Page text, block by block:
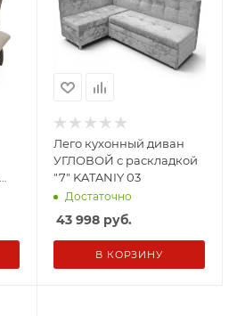
Лего кухонный диван
УГЛОВОЙ с раскладкой
"7" KATANIY 03
Достаточно
43 998 руб.
В КОРЗИНУ